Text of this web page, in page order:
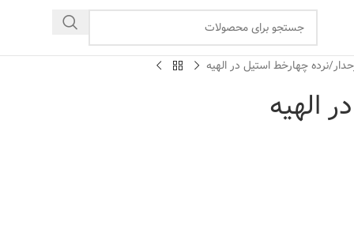
نرده چهارخط استیل در الهیه
الهیه